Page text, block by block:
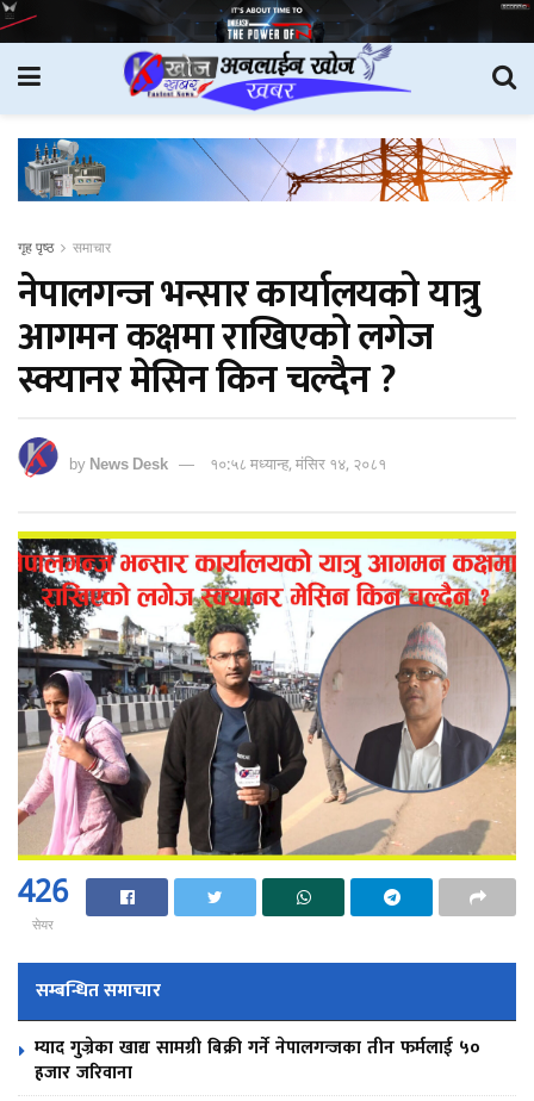
गृह पृष्ठ समाचार
नेपालगन्ज भन्सार कार्यालयको यात्रु
आगमन कक्षमा राखिएको लगेज
स्क्यानर मेसिन किन चल्दैन ?
byNews Desk १०:५८ मध्यान्ह, मंसिर १४, २०८१
426
सेयर
सम्बन्धित समाचार
म्याद गुज्रेका खाद्य सामग्री बिक्री गर्ने नेपालगन्जका तीन फर्मलाई ५०
हजार जरिवाना